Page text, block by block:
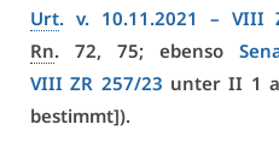
Urt. v. 10.11.2021 – VI­II
Rn. 72, 75; eben­so
VI­II ZR 257/23 un­ter II 1
be­stimmt]).